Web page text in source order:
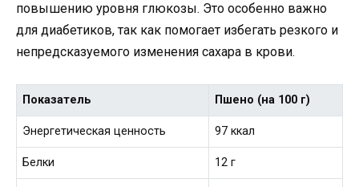
повышению уровня глюкозы. Это особенно важно
для диабетиков, так как помогает избегать резкого и
непредсказуемого изменения сахара в крови.
Показатель Пшено (на 100 г)
Энергетическая ценность 97 ккал
Белки 12 г